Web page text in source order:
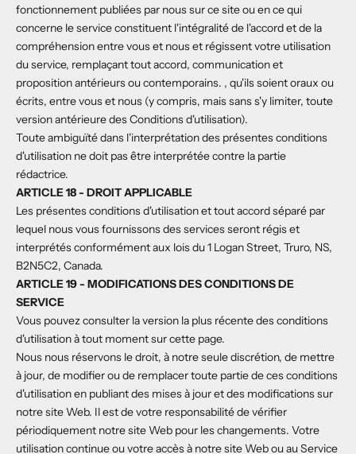
fonctionnement publiées par nous sur ce site ou en ce qui
concerne le service constituent l'intégralité de l'accord et de la
compréhension entre vous et nous et régissent votre utilisation
du service, remplaçant tout accord, communication et
proposition antérieurs ou contemporains. , qu'ils soient oraux ou
écrits, entre vous et nous (y compris, mais sans s'y limiter, toute
version antérieure des Conditions d'utilisation).
Toute ambiguïté dans l'interprétation des présentes conditions
d'utilisation ne doit pas être interprétée contre la partie
rédactrice.
ARTICLE 18 - DROIT APPLICABLE
Les présentes conditions d'utilisation et tout accord séparé par
lequel nous vous fournissons des services seront régis et
interprétés conformément aux lois du 1 Logan Street, Truro, NS,
B2N5C2, Canada.
ARTICLE 19 - MODIFICATIONS DES CONDITIONS DE
SERVICE
Vous pouvez consulter la version la plus récente des conditions
d'utilisation à tout moment sur cette page.
Nous nous réservons le droit, à notre seule discrétion, de mettre
à jour, de modifier ou de remplacer toute partie de ces conditions
d'utilisation en publiant des mises à jour et des modifications sur
notre site Web. Il est de votre responsabilité de vérifier
périodiquement notre site Web pour les changements. Votre
utilisation continue ou votre accès à notre site Web ou au Service